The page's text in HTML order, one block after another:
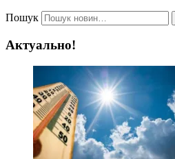
Пошук
Актуально!